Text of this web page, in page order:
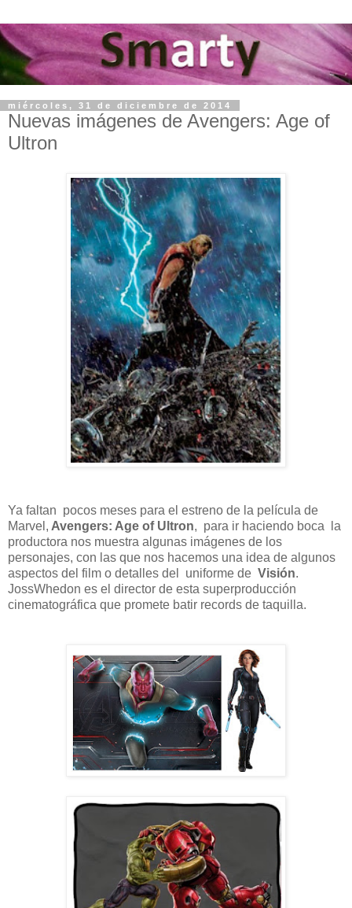
miércoles, 31 de diciembre de 2014
Nuevas imágenes de Avengers: Age of
Ultron
Ya faltan pocos meses para el estreno de la película de
Marvel, Avengers: Age of Ultron, para ir haciendo boca la
productora nos muestra algunas imágenes de los
personajes, con las que nos hacemos una idea de algunos
aspectos del film o detalles del uniforme de Visión.
JossWhedon es el director de esta superproducción
cinematográfica que promete batir records de taquilla.